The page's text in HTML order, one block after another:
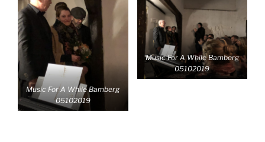
Music For A While Bamberg
05102019
Music For A While Bamberg
05102019